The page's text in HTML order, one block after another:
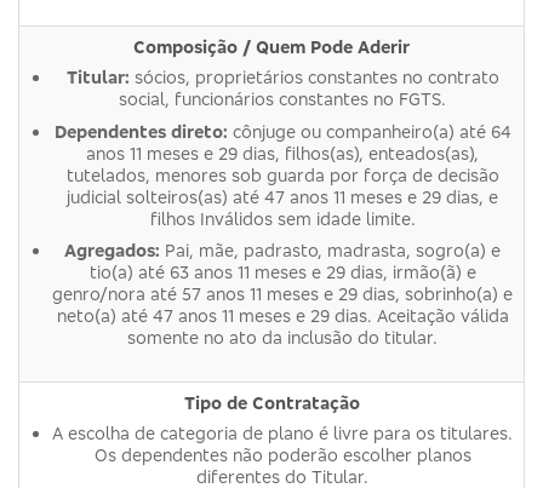
Composição / Quem Pode Aderir
Titular: sócios, proprietários constantes no contrato
social, funcionários constantes no FGTS.
Dependentes direto: cônjuge ou companheiro(a) até 64
anos 11 meses e 29 dias, filhos(as), enteados(as),
tutelados, menores sob guarda por força de decisão
judicial solteiros(as) até 47 anos 11 meses e 29 dias, e
filhos Inválidos sem idade limite.
Agregados: Pai, mãe, padrasto, madrasta, sogro(a) e
tio(a) até 63 anos 11 meses e 29 dias, irmão(ã) e
genro/nora até 57 anos 11 meses e 29 dias, sobrinho(a) e
neto(a) até 47 anos 11 meses e 29 dias. Aceitação válida
somente no ato da inclusão do titular.
Tipo de Contratação
A escolha de categoria de plano é livre para os titulares.
Os dependentes não poderão escolher planos
diferentes do Titular.